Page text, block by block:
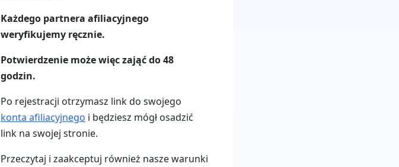
Każdego partnera afiliacyjnego
weryfikujemy ręcznie.
Potwierdzenie może więc zająć do 48
godzin.
Po rejestracji otrzymasz link do swojego
konta afiliacyjnego i będziesz mógł osadzić
link na swojej stronie.
Przeczytaj i zaakceptuj również nasze warunki